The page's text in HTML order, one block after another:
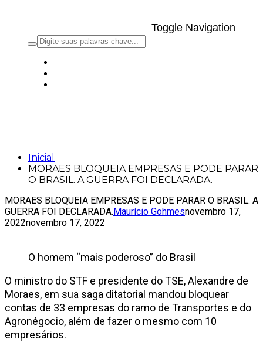
Toggle Navigation
Inicial
MORAES BLOQUEIA EMPRESAS E PODE PARAR
O BRASIL. A GUERRA FOI DECLARADA.
MORAES BLOQUEIA EMPRESAS E PODE PARAR O BRASIL. A
GUERRA FOI DECLARADA. Maurício Gohmesnovembro 17,
2022novembro 17, 2022
O homem “mais poderoso” do Brasil
O ministro do STF e presidente do TSE, Alexandre de
Moraes, em sua saga ditatorial mandou bloquear
contas de 33 empresas do ramo de Transportes e do
Agronégocio, além de fazer o mesmo com 10
empresários.